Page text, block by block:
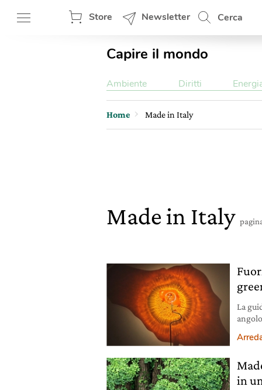
Store Newsletter Cerca
Capire il mondo
Ambiente Diritti
Home Made in Italy
Made in Italy
La
in